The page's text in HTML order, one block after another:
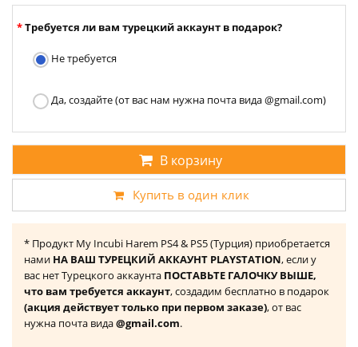
Требуется ли вам турецкий аккаунт в подарок?
Не требуется
Да, создайте (от вас нам нужна почта вида @gmail.com)
В корзину
Купить в один клик
* Продукт My Incubi Harem PS4 & PS5 (Турция) приобретается
нами НА ВАШ ТУРЕЦКИЙ АККАУНТ PLAYSTATION, если у
вас нет Турецкого аккаунта ПОСТАВЬТЕ ГАЛОЧКУ ВЫШЕ,
что вам требуется аккаунт, создадим бесплатно в подарок
(акция действует только при первом заказе), от вас
нужна почта вида@gmail.com.